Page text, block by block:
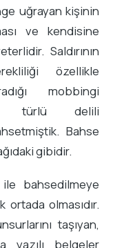
uğrayan kişinin
ve kendisine
Saldırının
özellikle
mobbingi
türlü delili
Bahse
gibidir.
bahsedilmeye
ortada olmasıdır.
taşıyan,
yazılı belgeler